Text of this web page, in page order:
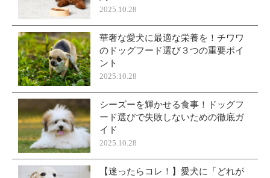
2025.10.28
華奢な愛犬に最適な栄養を！チワワ
のドッグフード選び３つの重要ポイ
ント
2025.10.28
シーズーを輝かせる食事！ドッグフ
ード選びで失敗しないための徹底ガ
イド
2025.10.28
【迷ったらコレ！】愛犬に「どれが